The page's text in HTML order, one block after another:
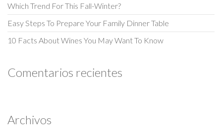
Which Trend For This Fall-Winter?
Easy Steps To Prepare Your Family Dinner Table
10 Facts About Wines You May Want To Know
Comentarios recientes
Archivos